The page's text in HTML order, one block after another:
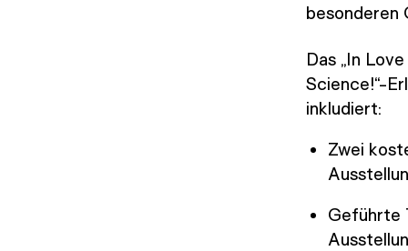
besonderen
Das „In
Science!“-
inkludiert:
Zwei
Geführte